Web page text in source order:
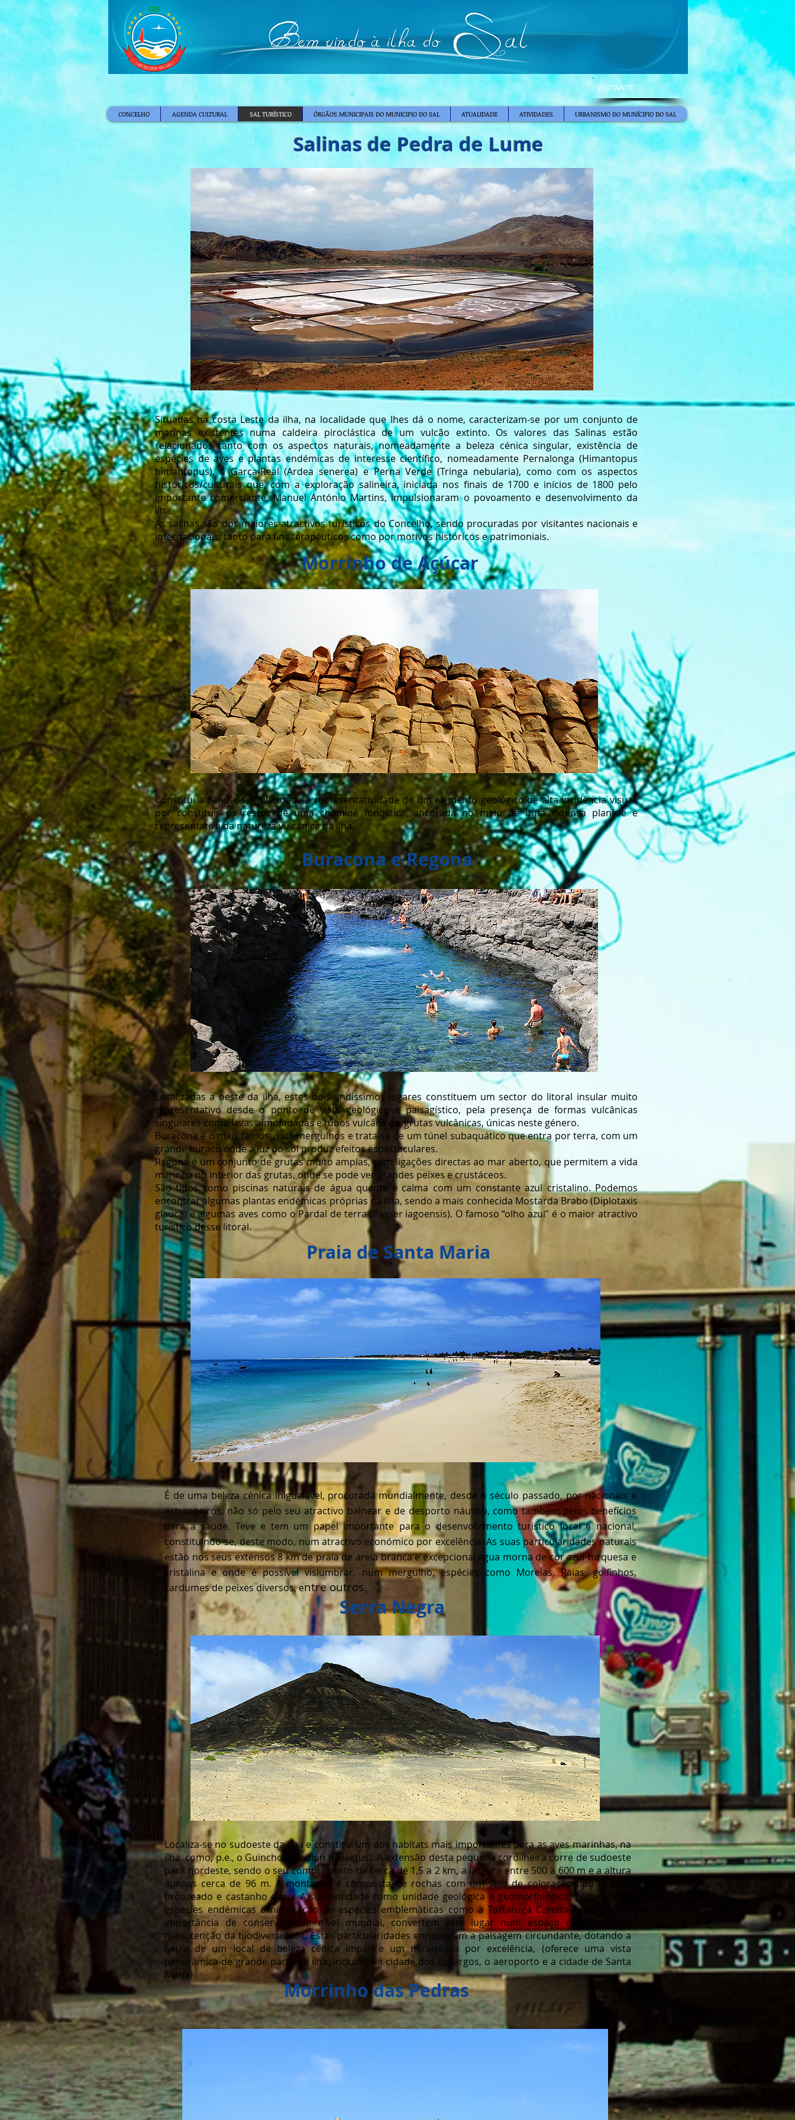
VISITANTE
CONCELHO AGENDA CULTURAL SAL TURÍSTICO ÓRGÃOS MUNICIPAIS DO MUNICIPIO DO SAL ATUALIDADE ATIVIDADES URBANISMO DO MUNÍCIPIO DO SAL
Salinas de Pedra de Lume
Situadas na costa Leste da ilha, na localidade que lhes dá o nome, caracterizam-se por um conjunto de
marinas existentes numa caldeira piroclástica de um vulcão extinto. Os valores das Salinas estão
relacionados tanto com os aspectos naturais, nomeadamente a beleza cénica singular, existência de
espécies de aves e plantas endémicas de interesse científico, nomeadamente Pernalonga (Himantopus
himantopus), a Garça-Real (Ardea senerea) e Perna Verde (Tringa nebularia), como com os aspectos
históricos/culturais que, com a exploração salineira, iniciada nos finais de 1700 e inícios de 1800 pelo
importante comerciante, Manuel António Martins, impulsionaram o povoamento e desenvolvimento da
ilha.
As salinas são dos maiores atractivos turísticos do Concelho, sendo procuradas por visitantes nacionais e
internacionais, tanto para fins terapêuticos como por motivos históricos e patrimoniais.
Morrinho de Açúcar
Constitui a Beleza, singularidade e representatividade de um elemento geológico de alta incidência visual,
por constituir os restos de uma chaminé fonolítica, ancorada no meio de uma extensa planície e
representativa da natureza vulcânica da ilha.
Buracona e Regona
Localizadas a oeste da ilha, estes dois lindíssimos lugares constituem um sector do litoral insular muito
representativo desde o ponto de vista geológico e paisagístico, pela presença de formas vulcânicas
singulares como lavas almofadadas e tubos vulcânicos, grutas vulcânicas, únicas neste género.
Buracona é o mais famoso dos mergulhos e trata-se de um túnel subaquático que entra por terra, com um
grande buraco onde a luz do sol produz efeitos espectaculares.
Regona é um conjunto de grutas muito amplas, com ligações directas ao mar aberto, que permitem a vida
marinha no interior das grutas, onde se pode ver grandes peixes e crustáceos.
São tidos como piscinas naturais de água quente e calma com um constante azul cristalino. Podemos
encontrar algumas plantas endémicas próprias da ilha, sendo a mais conhecida Mostarda Brabo (Diplotaxis
glauca) e algumas aves como o Pardal de terra (Passer iagoensis). O famoso “olho azul” é o maior atractivo
turístico desse litoral.
Praia de Santa Maria
É de uma beleza cénica inigualável, procurada mundialmente, desde o século passado, por nacionais e
estrangeiros, não só pelo seu atractivo balnear e de desporto náutico, como também pelos benefícios
para a saúde. Teve e tem um papel importante para o desenvolvimento turístico local e nacional,
constituindo-se, deste modo, num atractivo económico por excelência. As suas particularidades naturais
estão nos seus extensos 8 km de praia de areia branca e excepcional água morna de cor azul-turquesa e
cristalina e onde é possível vislumbrar, num mergulho, espécies como Moreias, Raias, golfinhos,
cardumes de peixes diversos, entre outros.
Serra Negra
Localiza-se no sudoeste da ilha e constitui um dos habitats mais importantes para as aves marinhas, na
ilha, como, p.e., o Guincho (Pandion haliaetus). A extensão desta pequena cordilheira corre de sudoeste
para nordeste, sendo o seu comprimento de cerca de 1,5 a 2 km, a largura entre 500 a 600 m e a altura
apenas cerca de 96 m. A montanha é composta de rochas com um solo de coloração tipo laranja,
bronzeado e castanho claro. A sua entidade como unidade geológica e geomorfológica, presença de
espécies endémicas e nidificação de espécies emblemáticas como a Tartaruga Caretta caretta e de
importância de conservação a nível mundial, convertem este lugar num espaço chave para a
manutenção da biodiversidade. Estas particularidades enriquecem a paisagem circundante, dotando a
Serra de um local de beleza cénica ímpar e um miradouro por excelência, (oferece uma vista
panorâmica de grande parte da ilha, incluindo a cidade dos Espargos, o aeroporto e a cidade de Santa
Maria)
Morrinho das Pedras